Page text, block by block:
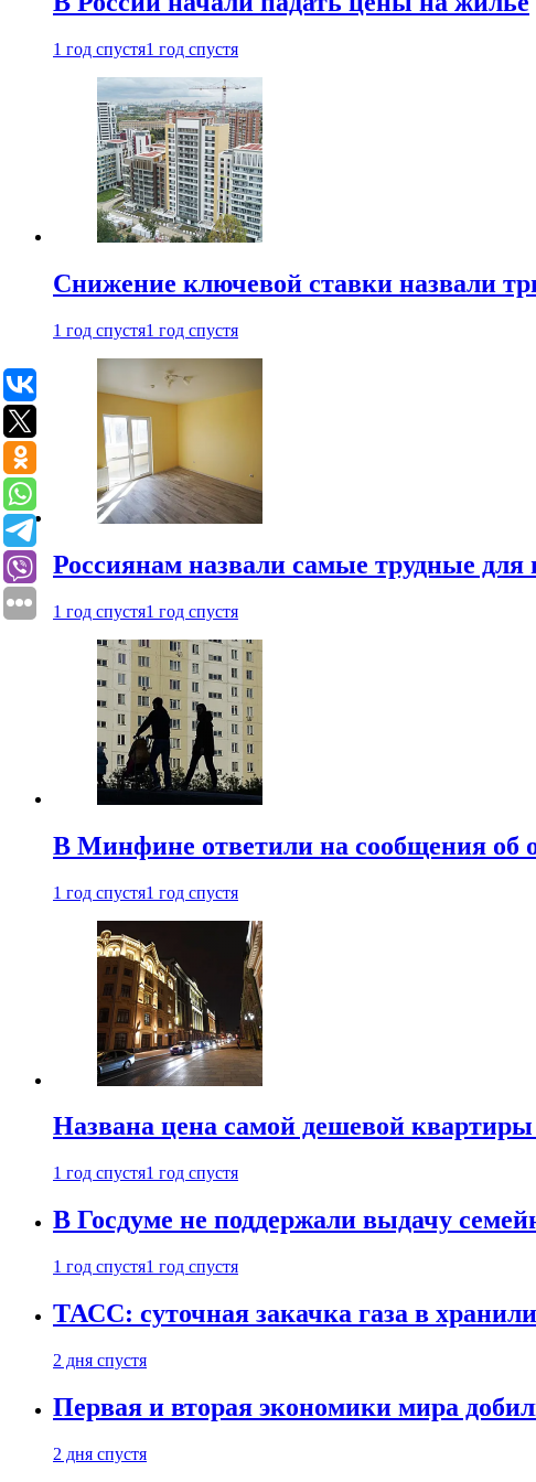
1 год спустя1 год спустя
Снижение ключевой ставки назвали
1 год спустя1 год спустя
Россиянам назвали самые трудные
1 год спустя1 год спустя
В Минфине ответили на сообщения об
1 год спустя1 год спустя
Названа цена самой дешевой
1 год спустя1 год спустя
В Госдуме не поддержали выдачу
1 год спустя1 год спустя
ТАСС: суточная закачка газа в
2 дня спустя
Первая и вторая экономики мира
2 дня спустя